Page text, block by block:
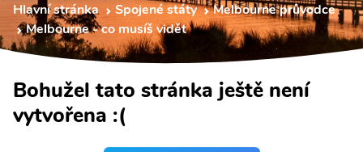
Hlavní stránka
Spojené státy
Melbourne průvodce
Melbourne - co musíš vidět
Bohužel tato stránka ještě není
vytvořena :(